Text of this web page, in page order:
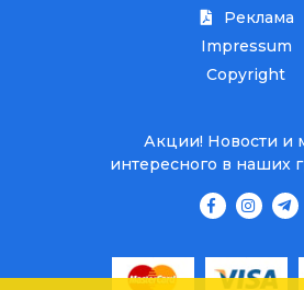
Реклама
Impressum
Copyright
Акции! Новости и
интересного в наших